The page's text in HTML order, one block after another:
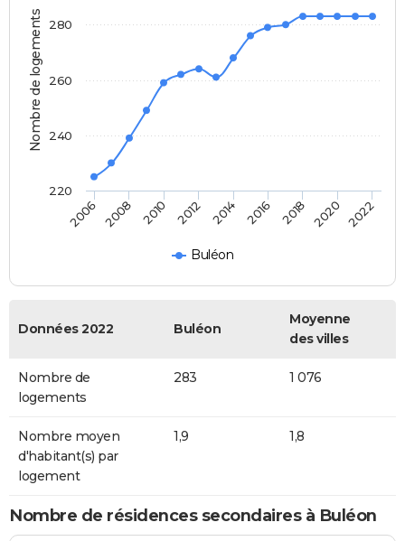
Nombre de logements
Buléon
2006 2008 2010 2012 2014 2016 2018 2020 2022
220
240
260
280
Données 2022 Buléon
Moyenne
des villes
Nombre de
logements
283 1 076
Nombre moyen
d'habitant(s) par
logement
1,9 1,8
Nombre de résidences secondaires à Buléon